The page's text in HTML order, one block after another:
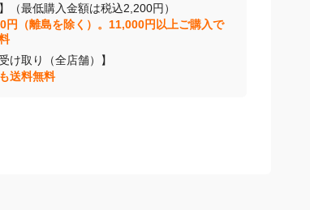
（最低購入金額は税込2,200円）
円（離島を除く）。11,000円以上ご購入で
け取り（全店舗）】